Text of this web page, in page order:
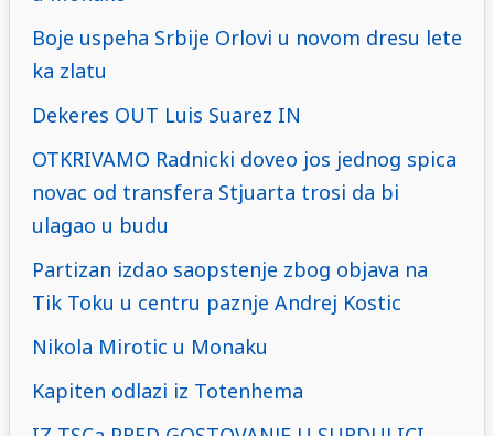
Boje uspeha Srbije Orlovi u novom dresu lete
ka zlatu
Dekeres OUT Luis Suarez IN
OTKRIVAMO Radnicki doveo jos jednog spica
novac od transfera Stjuarta trosi da bi
ulagao u budu
Partizan izdao saopstenje zbog objava na
Tik Toku u centru paznje Andrej Kostic
Nikola Mirotic u Monaku
Kapiten odlazi iz Totenhema